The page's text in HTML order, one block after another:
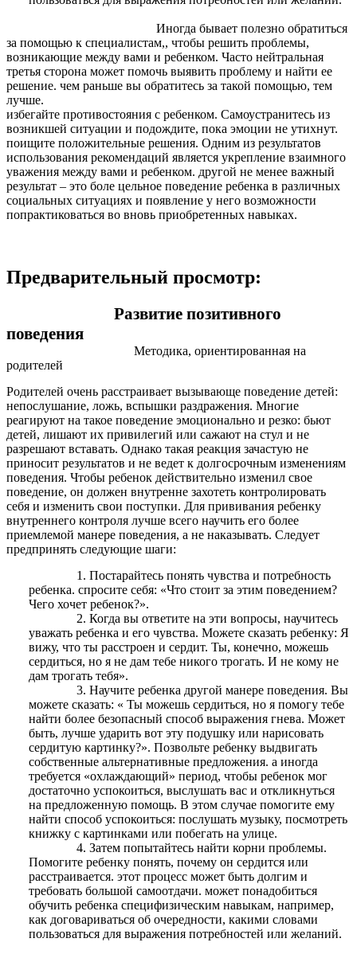
Иногда бывает полезно обратиться
за помощью к специалистам,, чтобы решить проблемы,
возникающие между вами и ребенком. Часто нейтральная
третья сторона может помочь выявить проблему и найти ее
решение. чем раньше вы обратитесь за такой помощью, тем
лучше.
избегайте противостояния с ребенком. Самоустранитесь из
возникшей ситуации и подождите, пока эмоции не утихнут.
поищите положительные решения. Одним из результатов
использования рекомендаций является укрепление взаимного
уважения между вами и ребенком. другой не менее важный
результат – это боле цельное поведение ребенка в различных
социальных ситуациях и появление у него возможности
попрактиковаться во вновь приобретенных навыках.
Предварительный просмотр:
Развитие позитивного
поведения
Методика, ориентированная на
родителей
Родителей очень расстраивает вызывающе поведение детей:
непослушание, ложь, вспышки раздражения. Многие
реагируют на такое поведение эмоционально и резко: бьют
детей, лишают их привилегий или сажают на стул и не
разрешают вставать. Однако такая реакция зачастую не
приносит результатов и не ведет к долгосрочным изменениям
поведения. Чтобы ребенок действительно изменил свое
поведение, он должен внутренне захотеть контролировать
себя и изменить свои поступки. Для прививания ребенку
внутреннего контроля лучше всего научить его более
приемлемой манере поведения, а не наказывать. Следует
предпринять следующие шаги:
Постарайтесь понять чувства и потребность
ребенка. спросите себя: «Что стоит за этим поведением?
Чего хочет ребенок?».
Когда вы ответите на эти вопросы, научитесь
уважать ребенка и его чувства. Можете сказать ребенку: Я
вижу, что ты расстроен и сердит. Ты, конечно, можешь
сердиться, но я не дам тебе никого трогать. И не кому не
дам трогать тебя».
Научите ребенка другой манере поведения. Вы
можете сказать: « Ты можешь сердиться, но я помогу тебе
найти более безопасный способ выражения гнева. Может
быть, лучше ударить вот эту подушку или нарисовать
сердитую картинку?». Позвольте ребенку выдвигать
собственные альтернативные предложения. а иногда
требуется «охлаждающий» период, чтобы ребенок мог
достаточно успокоиться, выслушать вас и откликнуться
на предложенную помощь. В этом случае помогите ему
найти способ успокоиться: послушать музыку, посмотреть
книжку с картинками или побегать на улице.
Затем попытайтесь найти корни проблемы.
Помогите ребенку понять, почему он сердится или
расстраивается. этот процесс может быть долгим и
требовать большой самоотдачи. может понадобиться
обучить ребенка специфизическим навыкам, например,
как договариваться об очередности, какими словами
пользоваться для выражения потребностей или желаний.